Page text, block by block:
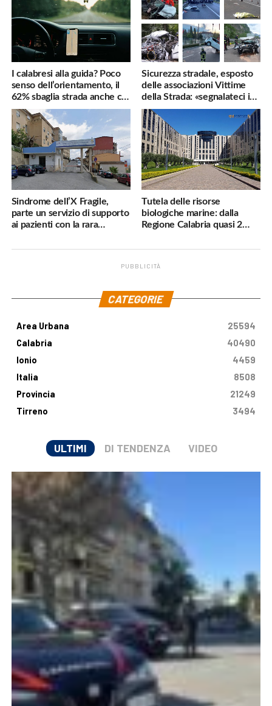
I calabresi alla guida? Poco
senso dell’orientamento, il
62% sbaglia strada anche col
navigatore
Sicurezza stradale, esposto
delle associazioni Vittime
della Strada: «segnalateci i
pericoli, interverremo
subito»
Sindrome dell’X Fragile,
parte un servizio di supporto
ai pazienti con la rara
Tutela delle risorse
biologiche marine: dalla
Regione Calabria quasi 2
PUBBLICITÀ
CATEGORIE
Area Urbana
25594
Calabria
40490
Ionio
4459
Italia
8508
Provincia
21249
Tirreno
3494
ULTIMI DI TENDENZA VIDEO